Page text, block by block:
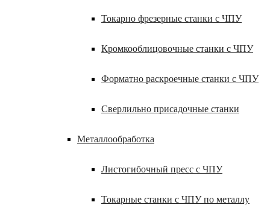
Токарно фрезерные станки с ЧПУ
Кромкооблицовочные станки с ЧПУ
Форматно раскроечные станки с ЧПУ
Сверлильно присадочные станки
Металлообработка
Листогибочный пресс с ЧПУ
Токарные станки с ЧПУ по металлу